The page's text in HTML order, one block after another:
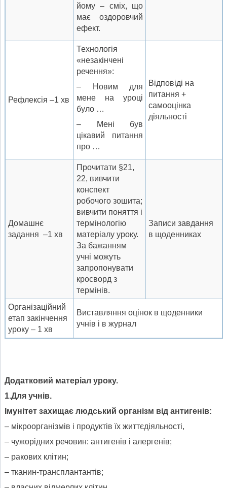
йому – сміх, що
має оздоровчий
ефект.
Рефлексія –1 хв
Технологія
«незакінчені
речення»:
– Новим для
мене на уроці
було …
– Мені був
цікавий питання
про …
Відповіді на
питання +
самооцінка
діяльності
Домашнє
задання –1 хв
Прочитати §21,
22, вивчити
конспект
робочого зошита;
вивчити поняття і
термінологію
матеріалу уроку.
За бажанням
учні можуть
запропонувати
кросворд з
термінів.
Записи завдання
в щоденниках
Організаційний
етап закінчення
уроку – 1 хв
Виставляння оцінок в щоденники
учнів і в журнал
Додатковий матеріал уроку.
1.Для учнів.
Імунітет захищає людський організм від антигенів:
– мікроорганізмів і продуктів їх життєдіяльності,
– чужорідних речовин: антигенів і алергенів;
– ракових клітин;
– тканин-трансплантантів;